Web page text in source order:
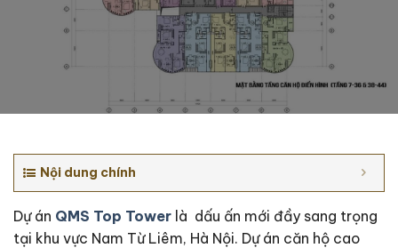
Nội dung chính
Dự án QMS Top Tower là dấu ấn mới đầy sang trọng
tại khu vực Nam Từ Liêm, Hà Nội. Dự án căn hộ cao